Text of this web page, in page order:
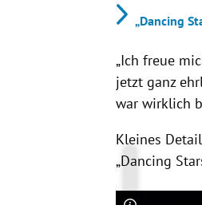
„Dancing
„Ich freue
jetzt ganz
war wirklich
Kleines
„Dancing